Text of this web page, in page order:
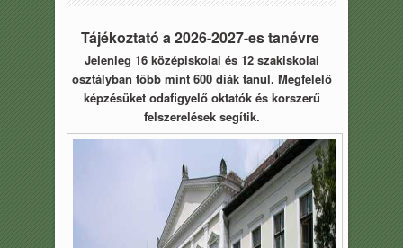
Tájékoztató a 2026-2027-estanévre
Jelenleg 16 középiskolai és 12 szakiskolai
osztályban több mint 600 diák tanul. Megfelelő
képzésüket odafigyelő oktatók és korszerű
felszerelések segítik.